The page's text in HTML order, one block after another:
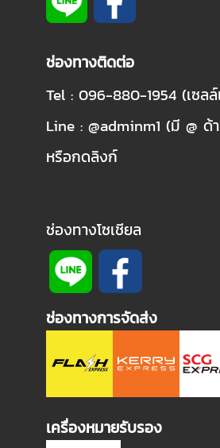
ช่องทางติดต่อ
Tel : 096-880-1954 (เซลล์
Line : @adminm1 (มี @ ด้
หรือกดลิงก์
ช่องทางโซเชียล
ช่องทางการจัดส่ง
เครื่องหมายรับรอง